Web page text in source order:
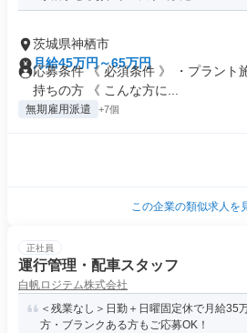
茨城県神栖市
月給45万円～65万円
応募条件 《 必須条件 》 ・プラント
持ちの方 《 こんな方に...
無期雇用派遣 +7個
この企業の類似求人を
正社員
運行管理・配車スタッフ
白帆ロジテム株式会社
＜残業なし＞日勤＋日曜固定休で月給35
方・ブランクある方もご応募OK！